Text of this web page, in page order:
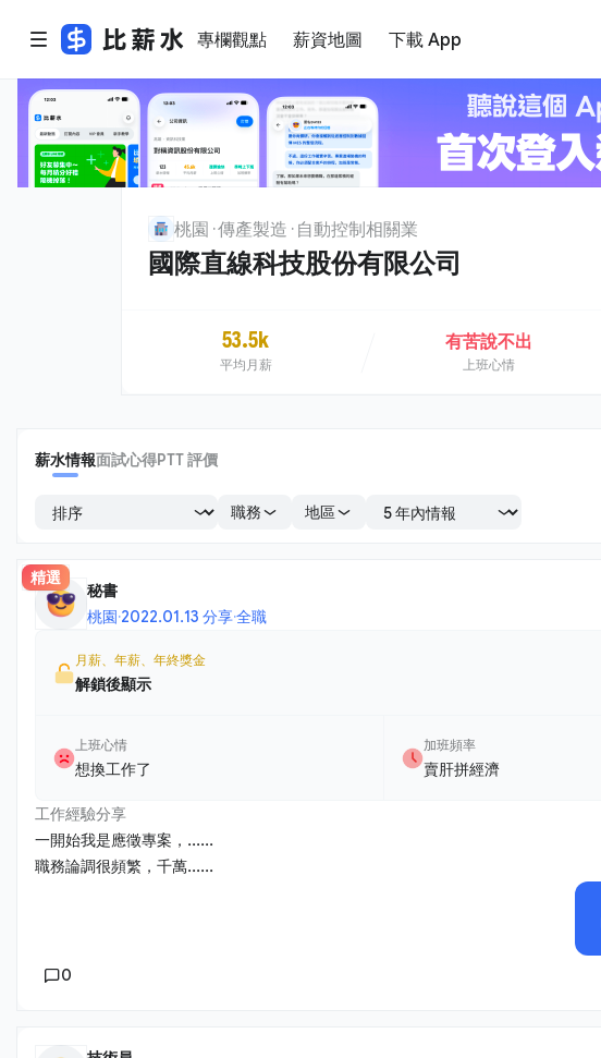
專欄觀點 薪資地圖 下載 App
桃園 傳產製造 自動控制相關業
國際直線科技股份有限公司
53.5k
平均月薪
有苦說不出
上班心情
薪水情報面試心得PTT 評價
職務 地區
精選
秘書
桃園·2022.01.13 分享·全職
月薪、年薪、年終獎金
解鎖後顯示
上班心情
想換工作了
加班頻率
賣肝拼經濟
工作經驗分享
一開始我是應徵專案，......
職務論調很頻繁，千萬......
0